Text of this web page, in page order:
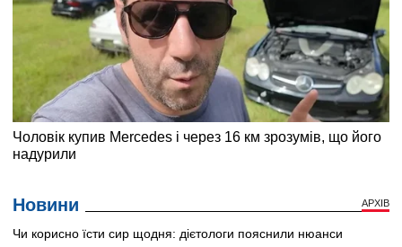
Новини АРХІВ
Чи корисно їсти сир щодня: дієтологи пояснили нюанси